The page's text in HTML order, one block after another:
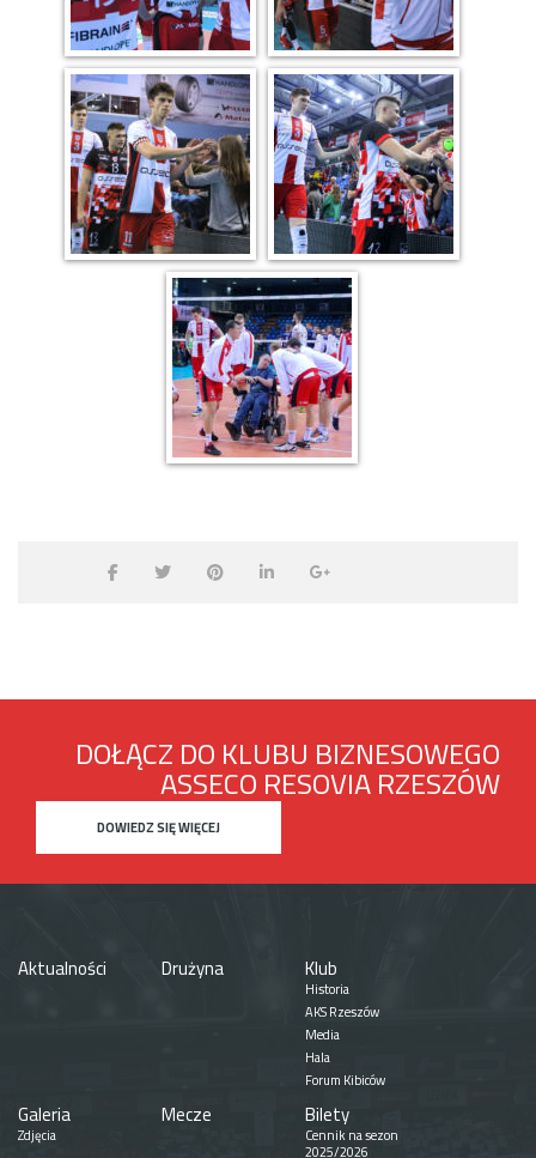
DOŁĄCZ DO KLUBU BIZNESOWEGO
ASSECO RESOVIA RZESZÓW
DOWIEDZ SIĘ WIĘCEJ
Aktualności Drużyna Klub
Historia
AKS Rzeszów
Media
Hala
Forum Kibiców
Galeria
Zdjęcia
Mecze Bilety
Cennik na sezon
2025/2026